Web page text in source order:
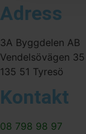
Adress
3A Byggdelen AB
Vendelsövägen 35
135 51 Tyresö
Kontakt
08 798 98 97